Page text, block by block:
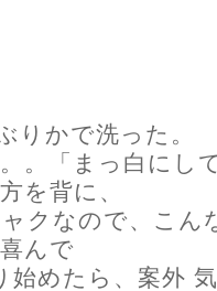
りかで洗った。
。「まっ白にし
を背に、
クなので、こん
んで
始めたら、案外